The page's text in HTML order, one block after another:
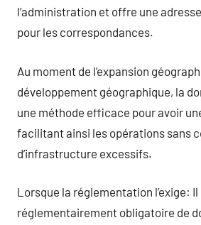
l’administration et offre une
pour les correspondances.
Au moment de l’expansion
développement géographique, la
une méthode efficace pour avoir
facilitant ainsi les opérations sans
d’infrastructure excessifs.
Lorsque la réglementation l’exige:
réglementairement obligatoire de